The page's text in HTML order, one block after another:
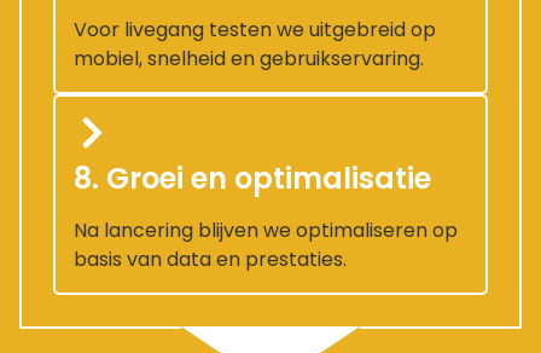
Voor livegang testen we uitgebreid op
mobiel, snelheid en gebruikservaring.
8. Groei en optimalisatie
Na lancering blijven we optimaliseren op
basis van data en prestaties.